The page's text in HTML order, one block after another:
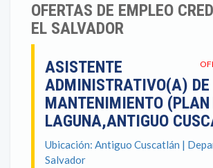
OFERTAS DE EMPLEO
EL SALVADOR
ASISTENTE
ADMINISTRATIVO(A) DE
MANTENIMIENTO (PLAN
LAGUNA,ANTIGUO
Ubicación: Antiguo Cuscatlán |
Salvador